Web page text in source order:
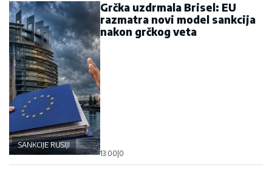
SANKCIJE RUSIJI
Grčka uzdrmala Brisel: EU
razmatra novi model sankcija
nakon grčkog veta
13:00 0